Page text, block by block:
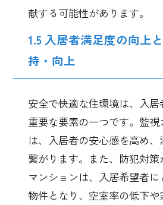
献する可能性があります。
1.5 入居者満足度の向上
持・向上
安全で快適な住環境は、入居
重要な要素の一つです。監
は、入居者の安心感を高め
繋がります。また、防犯対策
マンションは、入居希望者
物件となり、空室率の低下